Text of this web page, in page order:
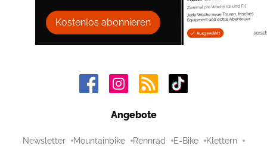
Kostenlos abonnieren
Angebote
Newsletter Mountainbike Rennrad E-Bike Klettern